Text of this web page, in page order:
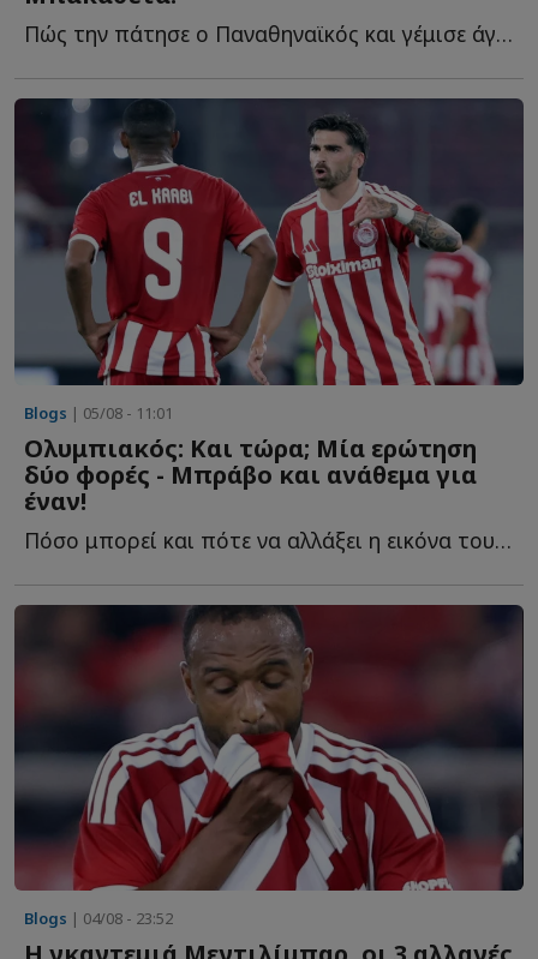
Πώς την πάτησε ο Παναθηναϊκός και γέμισε άγχος ενόψει τ...
Blogs | 05/08 - 11:01
Ολυμπιακός: Και τώρα; Μία ερώτηση
δύο φορές - Μπράβο και ανάθεμα για
έναν!
Πόσο μπορεί και πότε να αλλάξει η εικόνα του Ολυμπιακού, η...
Blogs | 04/08 - 23:52